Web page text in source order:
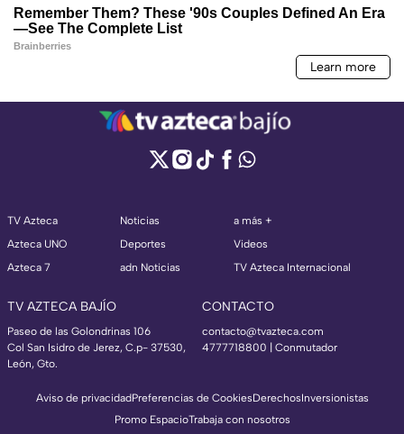
TV Azteca
Azteca UNO
Azteca 7
Noticias
Deportes
adn Noticias
a más +
Videos
TV Azteca Internacional
TV AZTECA BAJÍO
Paseo de las Golondrinas 106
Col San Isidro de Jerez, C.p- 37530,
León, Gto.
CONTACTO
contacto@tvazteca.com
4777718800 | Conmutador
Aviso de privacidadPreferencias de CookiesDerechosInversionistas
Promo EspacioTrabaja con nosotros